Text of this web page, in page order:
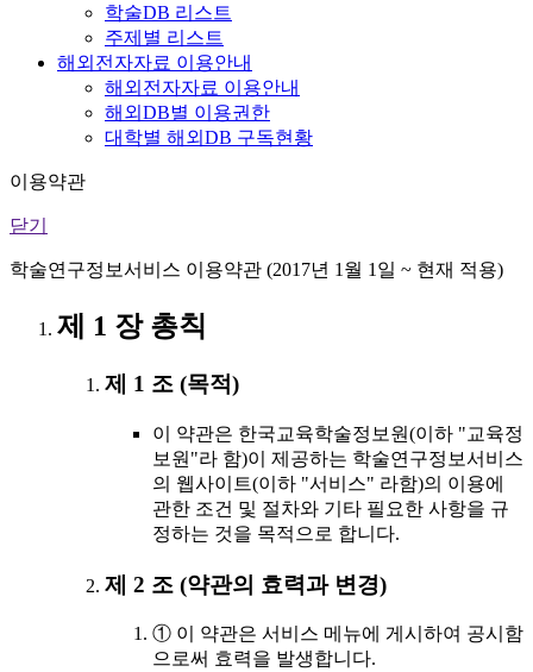
학술DB 리스트
주제별 리스트
해외전자자료 이용안내
해외전자자료 이용안내
해외DB별 이용권한
대학별 해외DB 구독현황
이용약관
닫기
학술연구정보서비스 이용약관 (2017년 1월 1일 ~ 현재 적용)
제 1 장 총칙
제 1 조 (목적)
이 약관은 한국교육학술정보원(이하 "교육정
보원"라 함)이 제공하는 학술연구정보서비스
의 웹사이트(이하 "서비스" 라함)의 이용에
관한 조건 및 절차와 기타 필요한 사항을 규
정하는 것을 목적으로 합니다.
제 2 조 (약관의 효력과 변경)
① 이 약관은 서비스 메뉴에 게시하여 공시함
으로써 효력을 발생합니다.